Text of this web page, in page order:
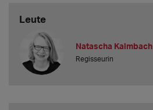
Leute
Natascha Kalmbach
Regisseurin